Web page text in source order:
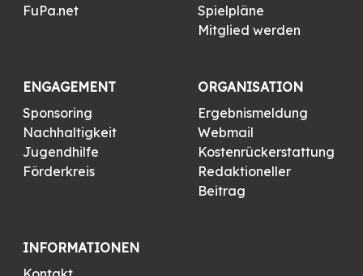
FuPa.net
Spielpläne
Mitglied werden
ENGAGEMENT
Sponsoring
Nachhaltigkeit
Jugendhilfe
Förderkreis
ORGANISATION
Ergebnismeldung
Webmail
Kostenrückerstattung
Redaktioneller
Beitrag
INFORMATIONEN